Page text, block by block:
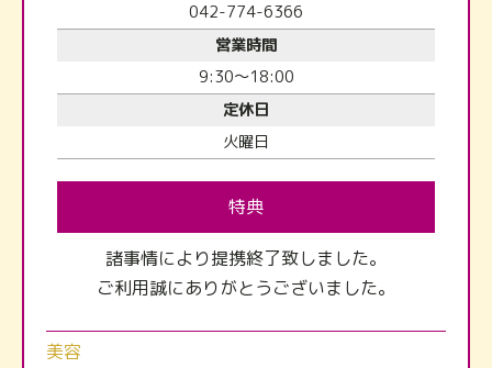
042-774-6366
営業時間
9:30～18:00
定休日
火曜日
特典
諸事情により提携終了致しました。
ご利用誠にありがとうございました。
美容